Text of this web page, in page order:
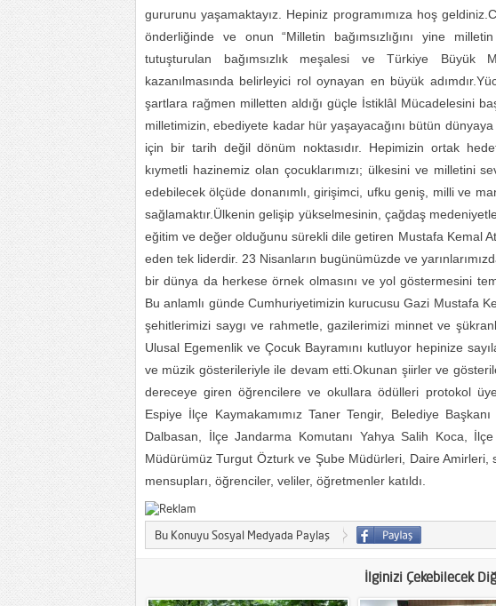
gururunu yaşamaktayız. Hepiniz programımıza hoş
önderliğinde ve onun “Milletin bağımsızlığını yine
tutuşturulan bağımsızlık meşalesi ve Türkiye Büyük
kazanılmasında belirleyici rol oynayan en büyük
şartlara rağmen milletten aldığı güçle İstiklâl Mücadelesini
milletimizin, ebediyete kadar hür yaşayacağını bütün
için bir tarih değil dönüm noktasıdır. Hepimizin ortak
kıymetli hazinemiz olan çocuklarımızı; ülkesini ve milletini
edebilecek ölçüde donanımlı, girişimci, ufku geniş, milli ve
sağlamaktır.Ülkenin gelişip yükselmesinin, çağdaş
eğitim ve değer olduğunu sürekli dile getiren Mustafa Kemal
eden tek liderdir. 23 Nisanların bugünümüzde ve
bir dünya da herkese örnek olmasını ve yol göstermesini
Bu anlamlı günde Cumhuriyetimizin kurucusu Gazi Mustafa
şehitlerimizi saygı ve rahmetle, gazilerimizi minnet ve
Ulusal Egemenlik ve Çocuk Bayramını kutluyor hepinize
ve müzik gösterileriyle ile devam etti.Okunan şiirler ve
dereceye giren öğrencilere ve okullara ödülleri protokol
Espiye İlçe Kaymakamımız Taner Tengir, Belediye
Dalbasan, İlçe Jandarma Komutanı Yahya Salih Koca,
Müdürümüz Turgut Özturk ve Şube Müdürleri, Daire
mensupları, öğrenciler, veliler, öğretmenler katıldı.
Bu Konuyu Sosyal Medyada Paylaş
İlginizi Çekebilecek